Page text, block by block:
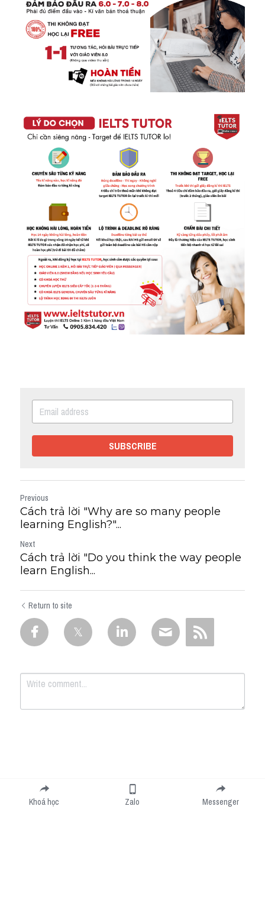
SUBSCRIBE
Previous
Cách trả lời "Why are so many people
learning English?"...
Next
Cách trả lời "Do you think the way people
learn English...
Return to site
Submit
Khoá học Zalo Messenger